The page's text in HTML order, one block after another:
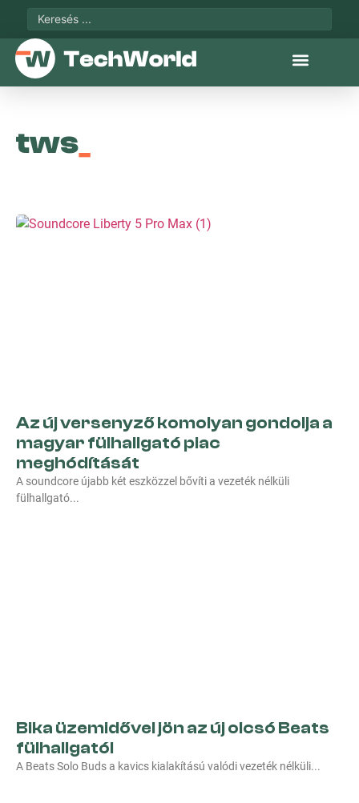
tws
Az új versenyző komolyan gondolja a
magyar fülhallgató piac
meghódítását
A soundcore újabb két eszközzel bővíti a vezeték nélküli
fülhallgató
Bika üzemidővel jön az új olcsó Beats
fülhallgató!
A Beats Solo Buds a kavics kialakítású valódi vezeték nélküli